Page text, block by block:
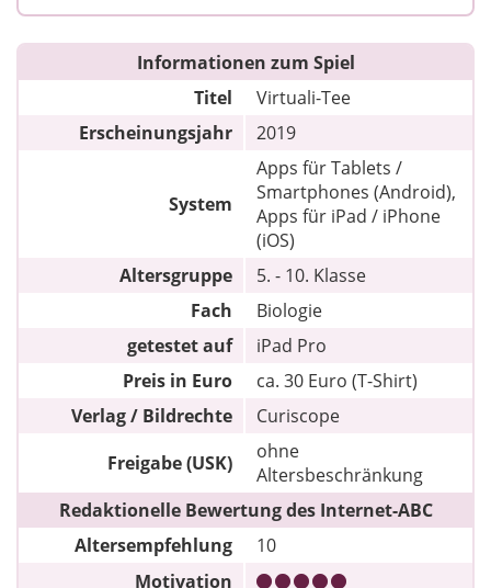
Informationen zum Spiel
Titel
Virtuali-Tee
Erscheinungsjahr
2019
System
Apps für Tablets /
Smartphones (Android),
Apps für iPad / iPhone
(iOS)
Altersgruppe
5. - 10. Klasse
Fach
Biologie
getestet auf
iPad Pro
Preis in Euro
ca. 30 Euro (T-Shirt)
Verlag / Bildrechte
Curiscope
Freigabe (USK)
ohne
Altersbeschränkung
Redaktionelle Bewertung des Internet-ABC
Altersempfehlung
10
Motivation